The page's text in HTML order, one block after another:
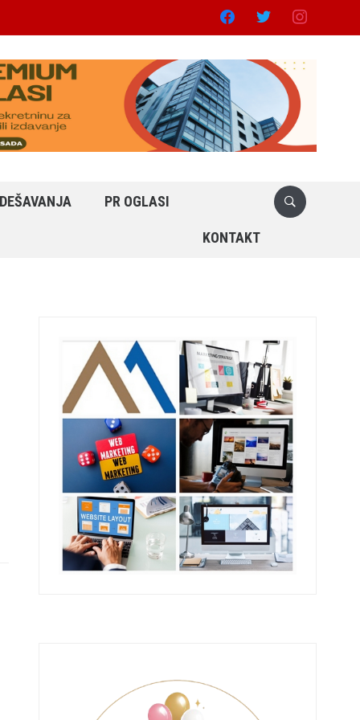
facebooktwitter instagram
PR OGLASI
KONTAKT